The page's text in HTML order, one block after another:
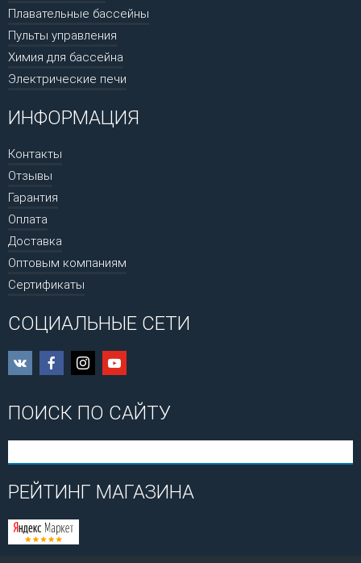
Плавательные бассейны
Пульты управления
Химия для бассейна
Электрические печи
ИНФОРМАЦИЯ
Контакты
Отзывы
Гарантия
Оплата
Доставка
Оптовым компаниям
Сертификаты
СОЦИАЛЬНЫЕ СЕТИ
ПОИСК ПО САЙТУ
РЕЙТИНГ МАГАЗИНА